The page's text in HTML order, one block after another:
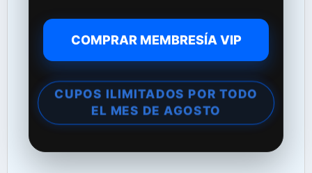
COMPRAR MEMBRESÍA VIP
CUPOS ILIMITADOS POR TODO
EL MES DE AGOSTO